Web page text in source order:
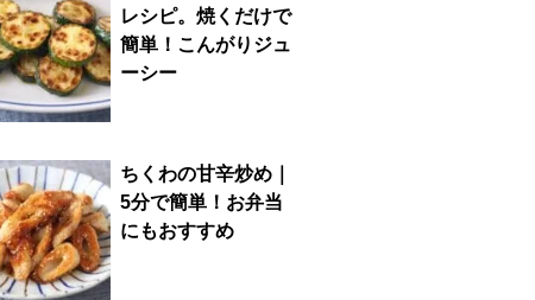
レシピ。焼くだけで
簡単！こんがりジュ
ーシー
ちくわの甘辛炒め｜
5分で簡単！お弁当
にもおすすめ